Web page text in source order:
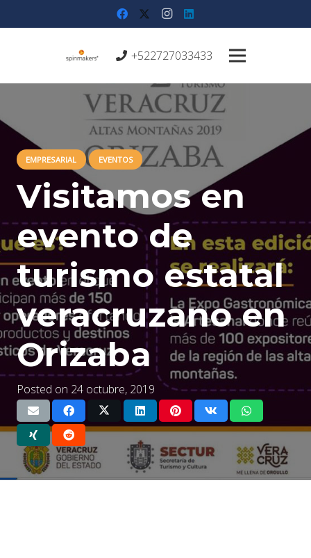
+522727033433
EMPRESARIAL EVENTOS
Visitamos en
evento de
turismo estatal
veracruzano en
Orizaba
Posted on 24 octubre, 2019